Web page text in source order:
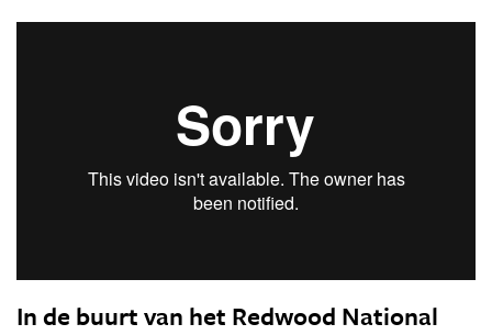
In de buurt van het Redwood National